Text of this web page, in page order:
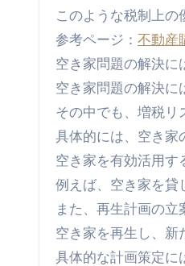
このような税制上の
参考ページ： 不動産
空き家問題の解決に
空き家問題の解決に
その中でも、増税リ
具体的には、空き家
空き家を有効活用す
例えば、空き家を貸
また、再生計画の立
空き家を再生し、新
具体的な計画策定に